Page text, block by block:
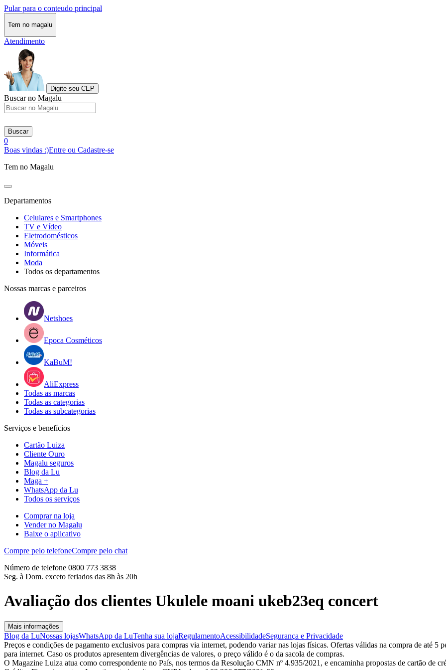
Pular para o conteudo principal
Tem no magalu
Atendimento
Digite seu CEP
Buscar no Magalu
Buscar
0
Boas vindas :)Entre ou Cadastre-se
Tem no Magalu
Departamentos
Celulares e Smartphones
TV e Vídeo
Eletrodomésticos
Móveis
Informática
Moda
Todos os departamentos
Nossas marcas e parceiros
Netshoes
Epoca Cosméticos
KaBuM!
AliExpress
Todas as marcas
Todas as categorias
Todas as subcategorias
Serviços e benefícios
Cartão Luiza
Cliente Ouro
Magalu seguros
Blog da Lu
Maga +
WhatsApp da Lu
Todos os serviços
Comprar na loja
Vender no Magalu
Baixe o aplicativo
Compre pelo telefoneCompre pelo chat
Número de telefone 0800 773 3838
Seg. à Dom. exceto feriados das 8h às 20h
Avaliação dos clientes Ukulele moani ukeb23eq concert
Mais informações
Blog da LuNossas lojasWhatsApp da LuTenha sua lojaRegulamentoAcessibilidadeSegurança e Privacidade
Preços e condições de pagamento exclusivos para compras via internet, podendo variar nas lojas físicas. Ofertas válidas na compra de até 5
para internet. Caso os produtos apresentem divergências de valores, o preço válido é o da sacola de compras.
O Magazine Luiza atua como correspondente no País, nos termos da Resolução CMN nº 4.935/2021, e encaminha propostas de cartão de